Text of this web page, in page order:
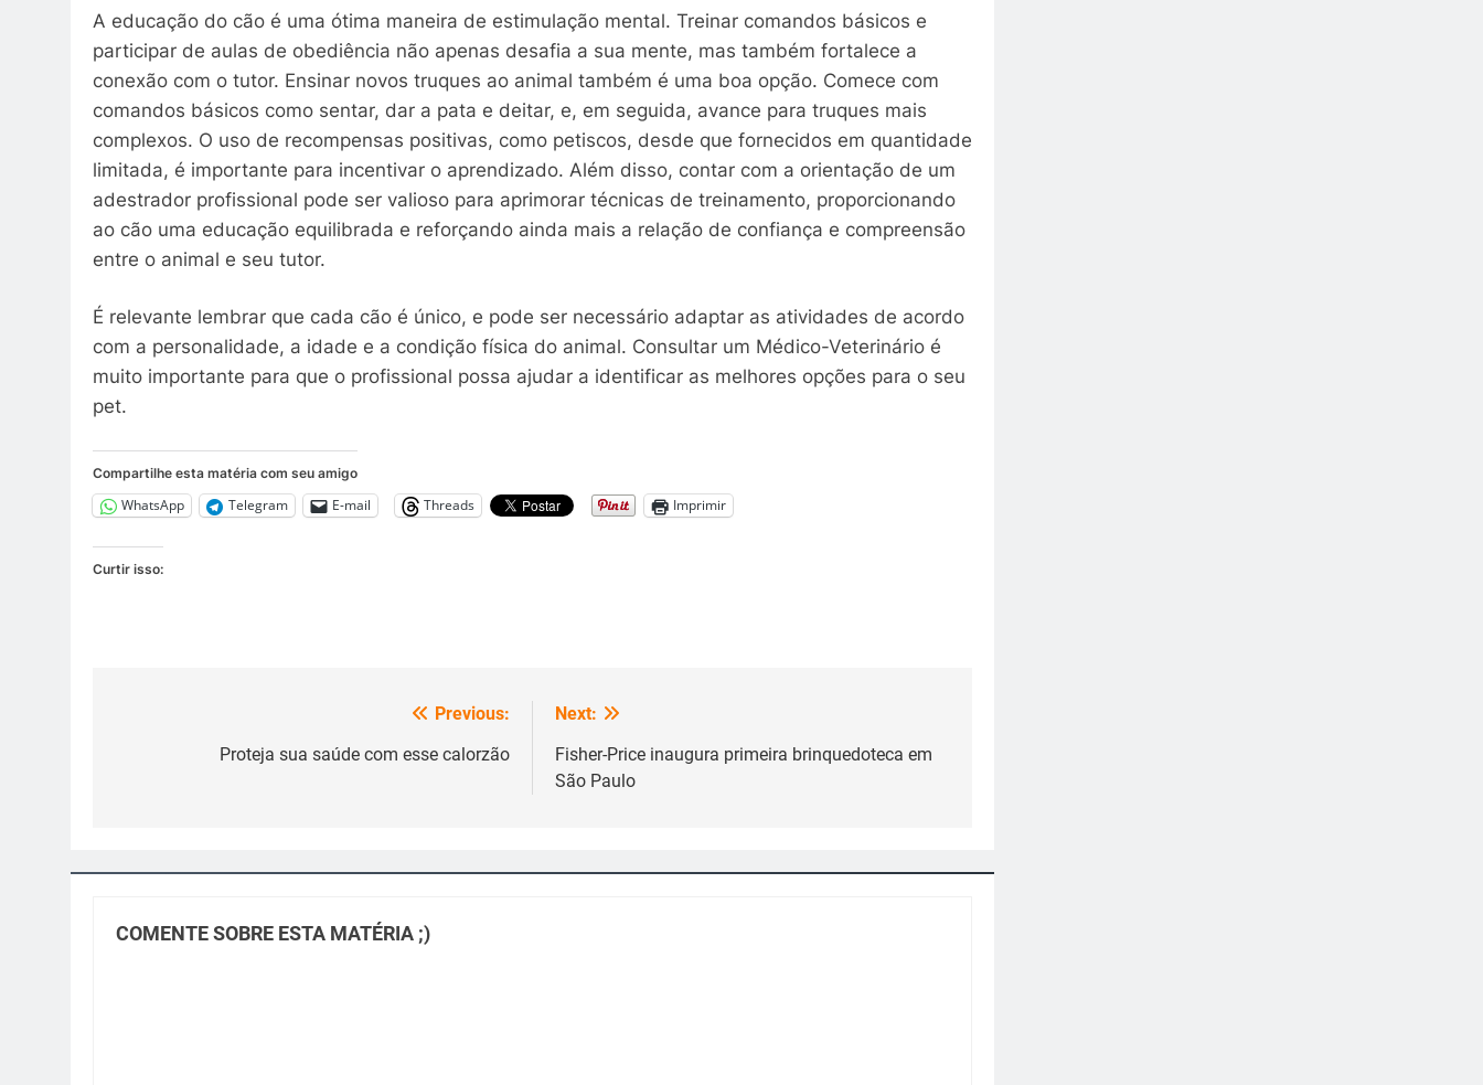
A educação do cão é uma ótima maneira de estimulação mental. Treinar comandos básicos e
participar de aulas de obediência não apenas desafia a sua mente, mas também fortalece a
conexão com o tutor. Ensinar novos truques ao animal também é uma boa opção. Comece com
comandos básicos como sentar, dar a pata e deitar, e, em seguida, avance para truques mais
complexos. O uso de recompensas positivas, como petiscos, desde que fornecidos em quantidade
limitada, é importante para incentivar o aprendizado. Além disso, contar com a orientação de um
adestrador profissional pode ser valioso para aprimorar técnicas de treinamento, proporcionando
ao cão uma educação equilibrada e reforçando ainda mais a relação de confiança e compreensão
entre o animal e seu tutor.
É relevante lembrar que cada cão é único, e pode ser necessário adaptar as atividades de acordo
com a personalidade, a idade e a condição física do animal. Consultar um Médico-Veterinário é
muito importante para que o profissional possa ajudar a identificar as melhores opções para o seu
pet.
Compartilhe esta matéria com seu amigo
WhatsApp Telegram E-mail Threads Imprimir
Curtir isso:
Previous:
Proteja sua saúde com esse calorzão
Next:
Fisher-Price inaugura primeira brinquedoteca em
São Paulo
COMENTE SOBRE ESTA MATÉRIA ;)